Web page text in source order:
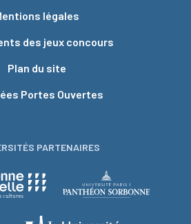
légales
des jeux concours
Plan du site
Portes Ouvertes
PARTENAIRES